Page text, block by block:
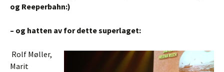
og Reeperbahn:)
– og hatten av for dette superlaget:
Rolf Møller,
Marit